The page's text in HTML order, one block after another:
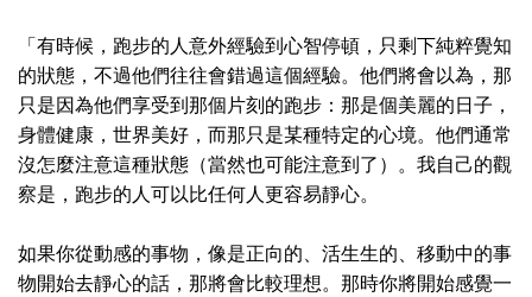
「有時候，跑步的人意外經驗到心智停頓，只剩下純粹覺知
的狀態，不過他們往往會錯過這個經驗。他們將會以為，那
只是因為他們享受到那個片刻的跑步：那是個美麗的日子，
身體健康，世界美好，而那只是某種特定的心境。他們通常
沒怎麼注意這種狀態（當然也可能注意到了）。我自己的觀
察是，跑步的人可以比任何人更容易靜心。
如果你從動感的事物，像是正向的、活生生的、移動中的事
物開始去靜心的話，那將會比較理想。那時你將開始感覺一